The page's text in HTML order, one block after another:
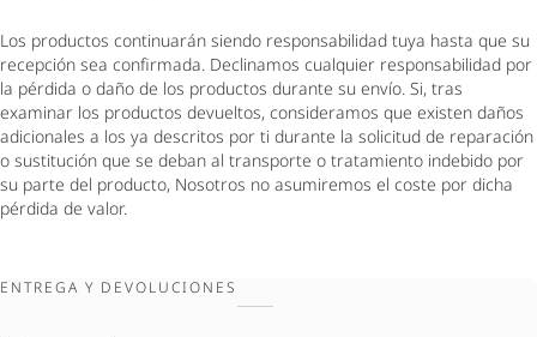
Los productos continuarán siendo responsabilidad tuya hasta que su
recepción sea confirmada. Declinamos cualquier responsabilidad por
la pérdida o daño de los productos durante su envío. Si, tras
examinar los productos devueltos, consideramos que existen daños
adicionales a los ya descritos por ti durante la solicitud de reparación
o sustitución que se deban al transporte o tratamiento indebido por
su parte del producto, Nosotros no asumiremos el coste por dicha
pérdida de valor.
ENTREGA Y DEVOLUCIONES